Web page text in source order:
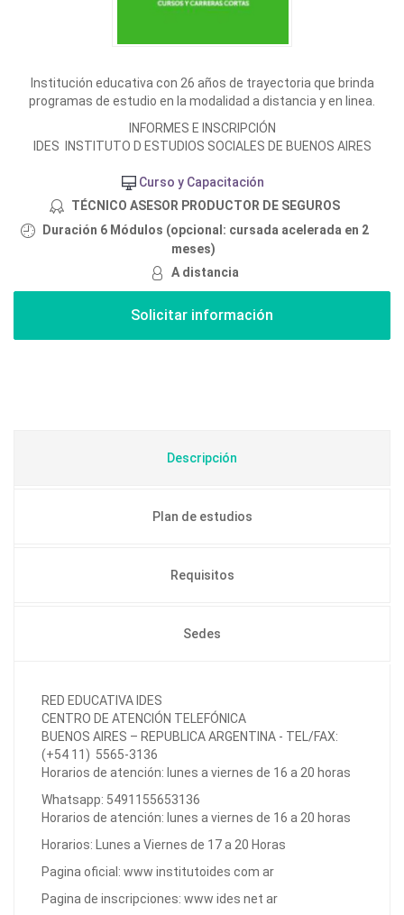
Institución educativa con 26 años de trayectoria que brinda
programas de estudio en la modalidad a distancia y en linea.
INFORMES E INSCRIPCIÓN
IDES INSTITUTO D ESTUDIOS SOCIALES DE BUENOS AIRES
Curso y Capacitación
TÉCNICO ASESOR PRODUCTOR DE SEGUROS
Duración 6 Módulos (opcional: cursada acelerada en 2
meses)
A distancia
Descripción
Plan de estudios
Requisitos
Sedes
RED EDUCATIVA IDES
CENTRO DE ATENCIÓN TELEFÓNICA
BUENOS AIRES – REPUBLICA ARGENTINA - TEL/FAX:
(+54 11) 5565-3136
Horarios de atención: lunes a viernes de 16 a 20 horas
Whatsapp: 5491155653136
Horarios de atención: lunes a viernes de 16 a 20 horas
Horarios: Lunes a Viernes de 17 a 20 Horas
Pagina oficial: www institutoides com ar
Pagina de inscripciones: www ides net ar